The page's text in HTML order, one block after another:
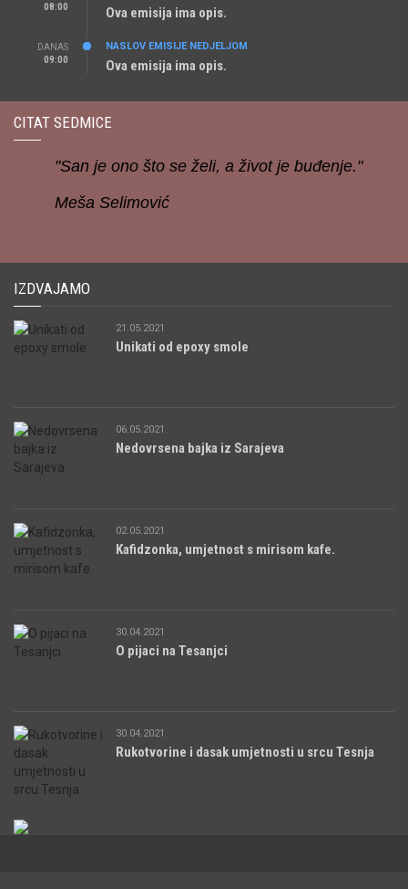
08:00
Ova emisija ima opis.
DANAS
09:00
NASLOV EMISIJE NEDJELJOM
Ova emisija ima opis.
CITAT SEDMICE
"San je ono što se želi, a život je buđenje."
Meša Selimović
IZDVAJAMO
21.05.2021
Unikati od epoxy smole
06.05.2021
Nedovrsena bajka iz Sarajeva
02.05.2021
Kafidzonka, umjetnost s mirisom kafe.
30.04.2021
O pijaci na Tesanjci
30.04.2021
Rukotvorine i dasak umjetnosti u srcu Tesnja